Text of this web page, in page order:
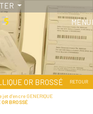
MENU
OR BROSSÉ RETOUR
d'encre GENERIQUE
OR BROSSÉ